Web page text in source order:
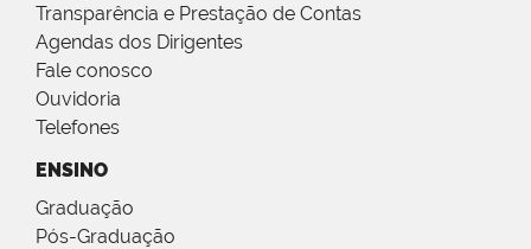
Transparência e Prestação de Contas
Agendas dos Dirigentes
Fale conosco
Ouvidoria
Telefones
ENSINO
Graduação
Pós-Graduação